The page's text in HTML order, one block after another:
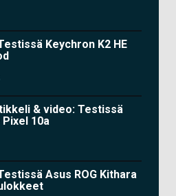
Keychron K2 HE
& video: Testissä
10a
Asus ROG Kithara